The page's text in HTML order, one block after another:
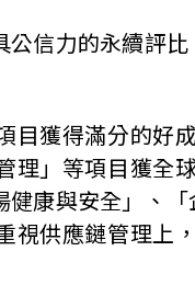
信力的永續評
目獲得滿分的好
理」等項目獲
康與安全」、
視供應鏈管理上